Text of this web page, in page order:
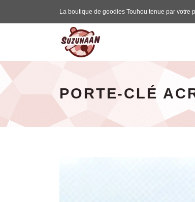
La boutique de goodies Touhou tenue par votre
PORTE-CLÉ